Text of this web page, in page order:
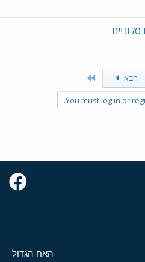
הבא
You must log in or
האח הגדול